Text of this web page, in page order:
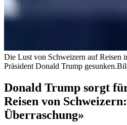
Die Lust von Schweizern auf Reisen
Präsident Donald Trump gesunken.
Donald Trump sorgt
Reisen von
Überraschung»